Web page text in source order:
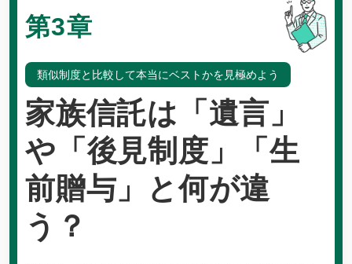
第3章
類似制度と比較して本当にベストかを見極めよう
家族信託は「遺言」
や「後見制度」「生
前贈与」と何が違
う？